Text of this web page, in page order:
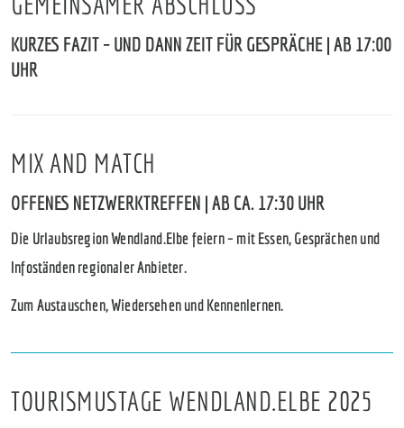
KURZES FAZIT – UND DANN ZEIT FÜR GESPRÄCHE | AB 17:00
UHR
MIX AND MATCH
OFFENES NETZWERKTREFFEN | AB CA. 17:30 UHR
Die Urlaubsregion Wendland.Elbe feiern – mit Essen, Gesprächen und
Infoständen regionaler Anbieter.
Zum Austauschen, Wiedersehen und Kennenlernen.
TOURISMUSTAGE WENDLAND.ELBE 2025